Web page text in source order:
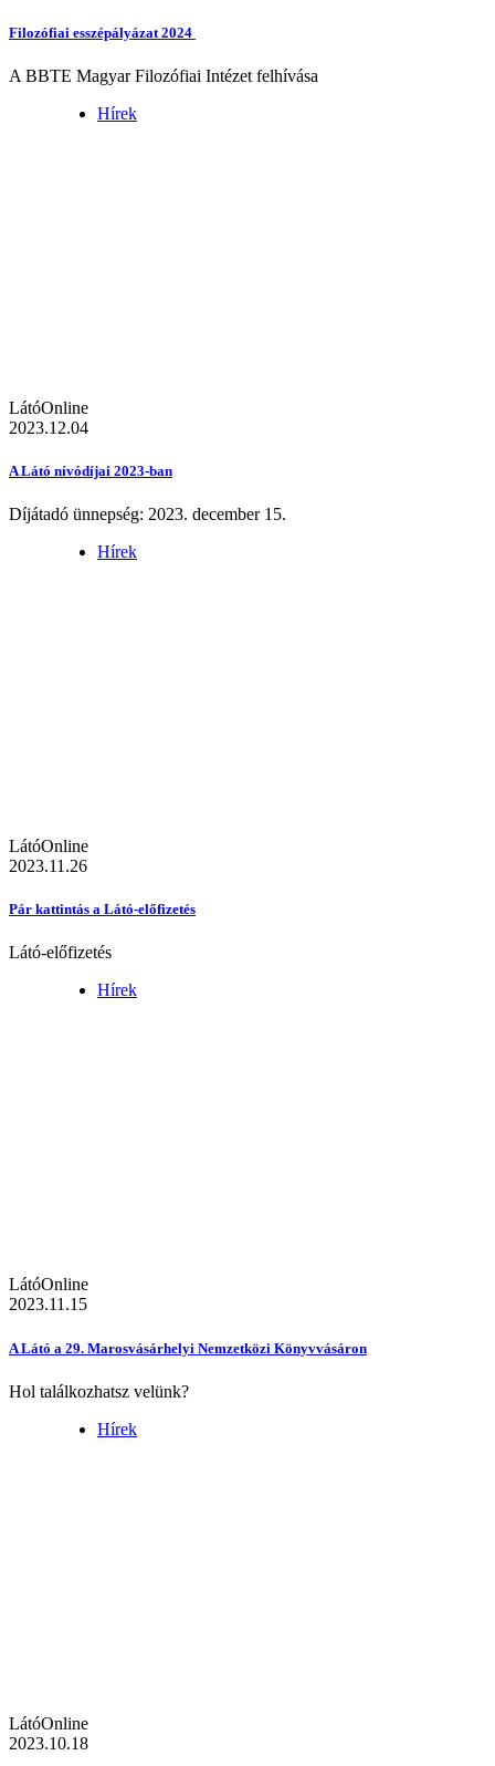
Filozófiai esszépályázat 2024
A BBTE Magyar Filozófiai Intézet felhívása
Hírek
LátóOnline
2023.12.04
A Látó nívódíjai 2023-ban
Díjátadó ünnepség: 2023. december 15.
Hírek
LátóOnline
2023.11.26
Pár kattintás a Látó-előfizetés
Látó-előfizetés
Hírek
LátóOnline
2023.11.15
A Látó a 29. Marosvásárhelyi Nemzetközi Könyvvásáron
Hol találkozhatsz velünk?
Hírek
LátóOnline
2023.10.18